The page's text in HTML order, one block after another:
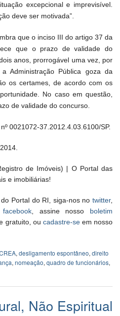
excepcional e imprevisível.
deve ser motivada”.
que o inciso III do artigo 37 da
que o prazo de validade do
anos, prorrogável uma vez, por
Administração Pública goza da
os certames, de acordo com os
No caso em questão,
de validade do concurso.
0021072-37.2012.4.03.6100/SP.
de Imóveis) | O Portal das
e imobiliárias!
Portal do RI, siga-nos no twitter,
facebook, assine nosso boletim
gratuito, ou cadastre-seem nosso
, desligamento espontâneo, direito
, nomeação, quadro de funcionários,
Não Espiritual